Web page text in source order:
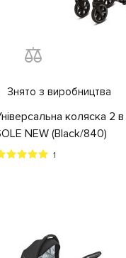
Знято з виробництва
коляска 2
NEW (Black/840)
1